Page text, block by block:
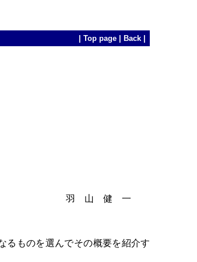
Top page| Back|
羽 山 健 一
ものを選んでその概要を紹介す